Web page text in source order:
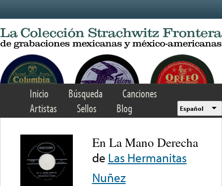
Inicio Búsqueda
Canciones
Artistas
Sellos Blog Español
En La Mano Derecha
de Las Hermanitas
Nuñez